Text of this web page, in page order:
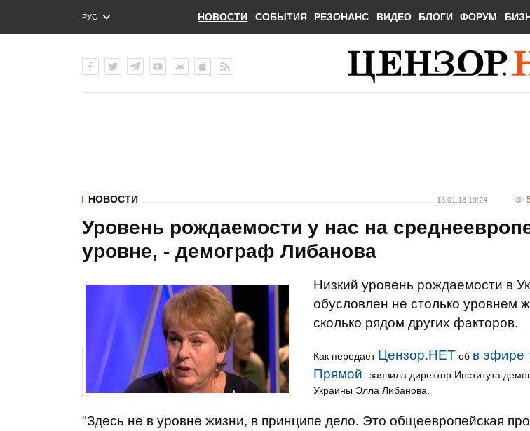
РУС
ENG
НОВОСТИ СОБЫТИЯ РЕЗОНАНС ВИДЕО БЛОГИ ФОРУМ
НОВОСТИ 13.01.18 19:24
Уровень рождаемости у нас на
уровне, - демограф Либанова
Низкий уровень рождаемости в
обусловлен не столько уровнем
сколько рядом других факторов.
Как передает Цензор.НЕТ об в эфире
Прямой
заявила директор Института
Украины Элла Либанова.
"Здесь не в уровне жизни, в принципе дело. Это общеевропейская